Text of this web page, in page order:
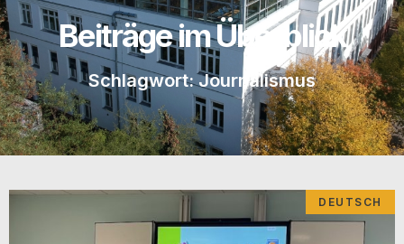
Beiträge im Überblick
Schlagwort: Journalismus
DEUTSCH